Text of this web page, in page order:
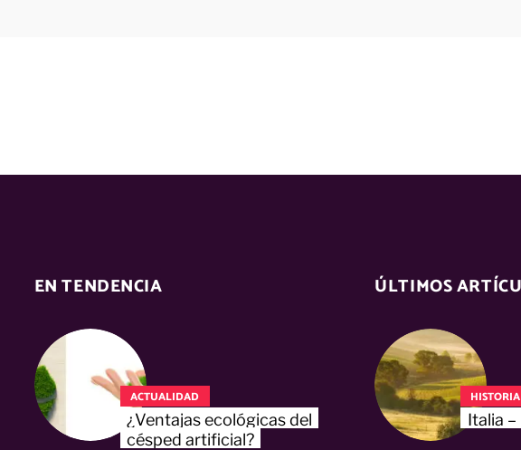
EN TENDENCIA
ACTUALIDAD
¿Ventajas ecológicas del
césped artificial?
ÚLTIMOS
Italia